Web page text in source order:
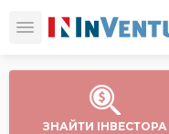
ЗНАЙТИ ІНВЕСТОРА